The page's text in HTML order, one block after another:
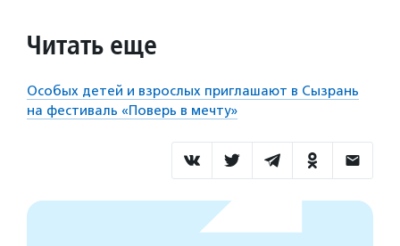
Читать еще
Особых детей и взрослых приглашают в Сызрань
на фестиваль «Поверь в мечту»